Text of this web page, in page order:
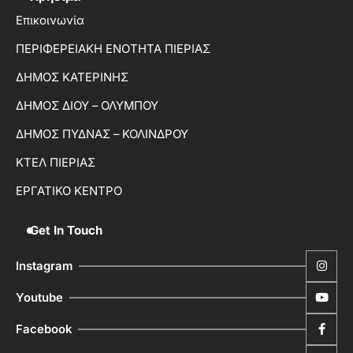
Επικοινωνία
ΠΕΡΙΦΕΡΕΙΑΚΗ ΕΝΟΤΗΤΑ ΠΙΕΡΙΑΣ
ΔΗΜΟΣ ΚΑΤΕΡΙΝΗΣ
ΔΗΜΟΣ ΔΙΟΥ – ΟΛΥΜΠΟΥ
ΔΗΜΟΣ ΠΥΔΝΑΣ – ΚΟΛΙΝΔΡΟΥ
ΚΤΕΛ ΠΙΕΡΙΑΣ
ΕΡΓΑΤΙΚΟ ΚΕΝΤΡΟ
Get In Touch
Instagram
Youtube
Facebook